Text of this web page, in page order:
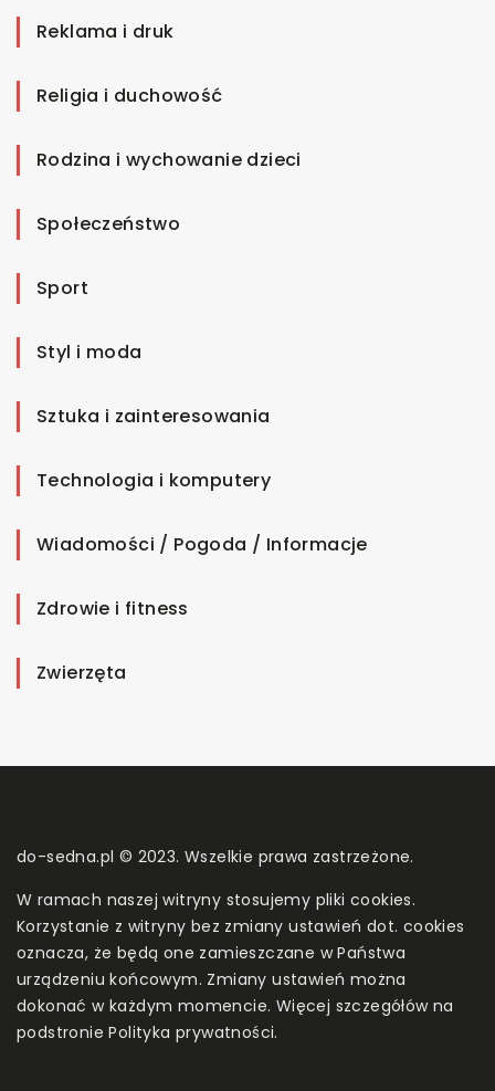
Reklama i druk
Religia i duchowość
Rodzina i wychowanie dzieci
Społeczeństwo
Sport
Styl i moda
Sztuka i zainteresowania
Technologia i komputery
Wiadomości / Pogoda / Informacje
Zdrowie i fitness
Zwierzęta
do-sedna.pl © 2023. Wszelkie prawa zastrzeżone.
W ramach naszej witryny stosujemy pliki cookies.
Korzystanie z witryny bez zmiany ustawień dot. cookies
oznacza, że będą one zamieszczane w Państwa
urządzeniu końcowym. Zmiany ustawień można
dokonać w każdym momencie. Więcej szczegółów na
podstroniePolityka prywatności.